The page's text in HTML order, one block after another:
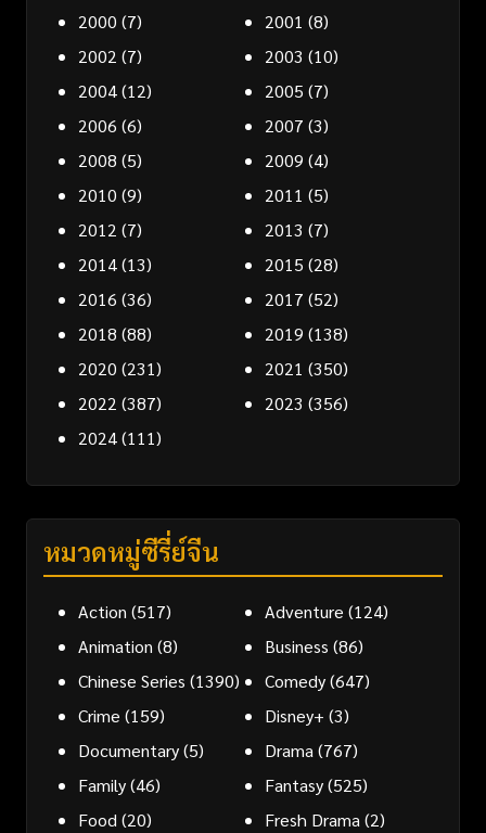
2000 (7) 2001 (8)
2002 (7) 2003 (10)
2004(12) 2005 (7)
2006 (6) 2007 (3)
2008 (5) 2009 (4)
2010 (9) 2011 (5)
2012 (7) 2013 (7)
2014(13) 2015 (28)
2016 (36) 2017 (52)
2018 (88) 2019 (138)
2020 (231) 2021 (350)
2022 (387) 2023 (356)
2024(111)
หมวดหมู่ซีรี่ย์จีน
Action (517) Adventure (124)
Animation (8) Business (86)
Chinese Series (1390) Comedy(647)
Crime (159) Disney+ (3)
Documentary(5) Drama(767)
Family(46) Fantasy(525)
Food(20) Fresh Drama(2)